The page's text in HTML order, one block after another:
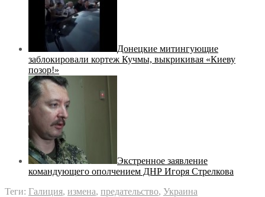
Донецкие митингующие
заблокировали кортеж Кучмы, выкрикивая «Киеву
позор!»
Экстренное заявление
командующего ополчением ДНР Игоря Стрелкова
Теги: Галиция, измена, предательство, Украина